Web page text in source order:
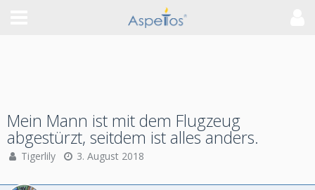
Mein Mann ist mit dem Flugzeug
abgestürzt, seitdem ist alles anders.
Tigerlily 3. August 2018